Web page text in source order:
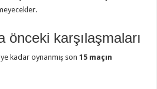
önceki karşılaşmaları
kadar oynanmış son15 maçın